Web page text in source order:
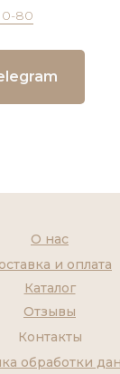
80
Контакты
Каталог
О нас
и оплата
Отзывы
обработки